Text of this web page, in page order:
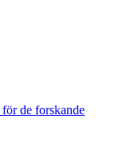
de forskande